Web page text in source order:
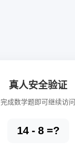
真人安全验证
完成数学题即可继续访问
14 - 8 =?